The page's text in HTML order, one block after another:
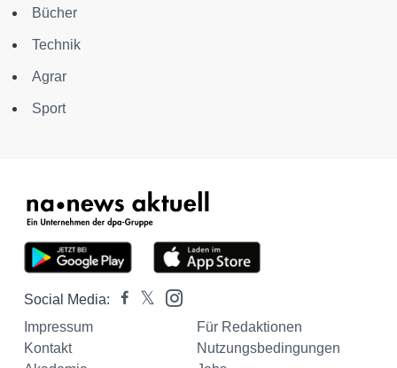
Bücher
Technik
Agrar
Sport
Social Media:
Impressum
Für Redaktionen
Kontakt
Nutzungsbedingungen